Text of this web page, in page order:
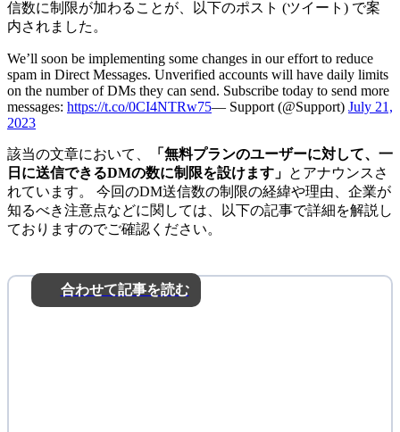
信数に制限が加わることが、以下のポスト (ツイート) で案
内されました。
We’ll soon be implementing some changes in our effort to reduce
spam in Direct Messages. Unverified accounts will have daily limits
on the number of DMs they can send. Subscribe today to send more
messages: https://t.co/0CI4NTRw75— Support (@Support) July 21,
2023
該当の文章において、
「無料プランのユーザーに対して、一
日に送信できるDMの数に制限を設けます」 とアナウンスさ
れています。 今回のDM送信数の制限の経緯や理由、企業が
知るべき注意点などに関しては、以下の記事で詳細を解説し
ておりますのでご確認ください。
合わせて記事を読む